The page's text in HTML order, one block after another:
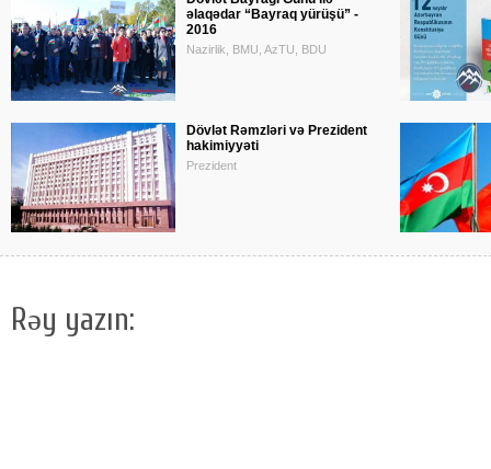
əlaqədar “Bayraq yürüşü” -
2016
Nazirlik, BMU, AzTU, BDU
Dövlət Rəmzləri və Prezident
hakimiyyəti
Prezident
Rəy yazın: